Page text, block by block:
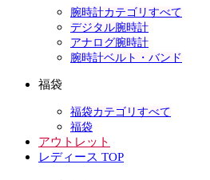
腕時計カテゴリすべて
デジタル腕時計
アナログ腕時計
腕時計ベルト・バンド
福袋
福袋カテゴリすべて
福袋
アウトレット
レディース TOP